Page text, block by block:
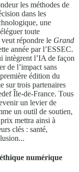
les méthodes de
dans les
une
toute
répondre le Grand
année par l’ESSEC.
intègrent l’IA de façon
de l’impact sans
édition du
sur trois partenaires
Île-de-France. Tous
un levier de
un outil de soutien,
mettra ainsi à
clés : santé,
numérique